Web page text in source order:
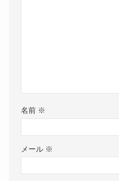
名前 ※
メール ※